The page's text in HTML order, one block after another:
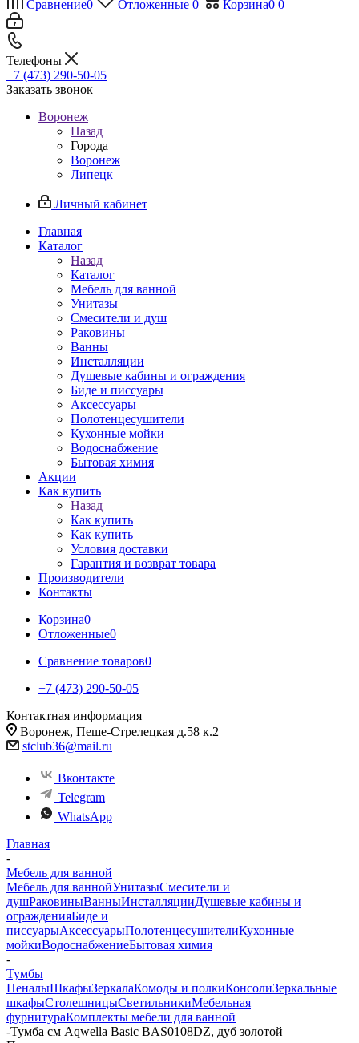
Сравнение0 Отложенные 0 Корзина0 0
Телефоны
+7 (473) 290-50-05
Заказать звонок
Воронеж
Назад
Города
Воронеж
Липецк
Личный кабинет
Главная
Каталог
Назад
Каталог
Мебель для ванной
Унитазы
Смесители и душ
Раковины
Ванны
Инсталляции
Душевые кабины и ограждения
Биде и писсуары
Аксессуары
Полотенцесушители
Кухонные мойки
Водоснабжение
Бытовая химия
Акции
Как купить
Назад
Как купить
Как купить
Условия доставки
Гарантия и возврат товара
Производители
Контакты
Корзина0
Отложенные0
Сравнение товаров0
+7 (473) 290-50-05
Контактная информация
Воронеж, Пеше-Стрелецкая д.58 к.2
stclub36@mail.ru
Вконтакте
Telegram
WhatsApp
Главная
-
Мебель для ванной
Мебель для ваннойУнитазыСмесители и
душРаковиныВанныИнсталляцииДушевые кабины и
огражденияБиде и
писсуарыАксессуарыПолотенцесушителиКухонные
мойкиВодоснабжениеБытовая химия
-
Тумбы
ПеналыШкафыЗеркалаКомоды и полкиКонсолиЗеркальные
шкафыСтолешницыСветильникиМебельная
фурнитураКомплекты мебели для ванной
-Тумба см Aqwella Basic BAS0108DZ, дуб золотой